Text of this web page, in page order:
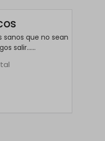
sanos que no sean
salir......